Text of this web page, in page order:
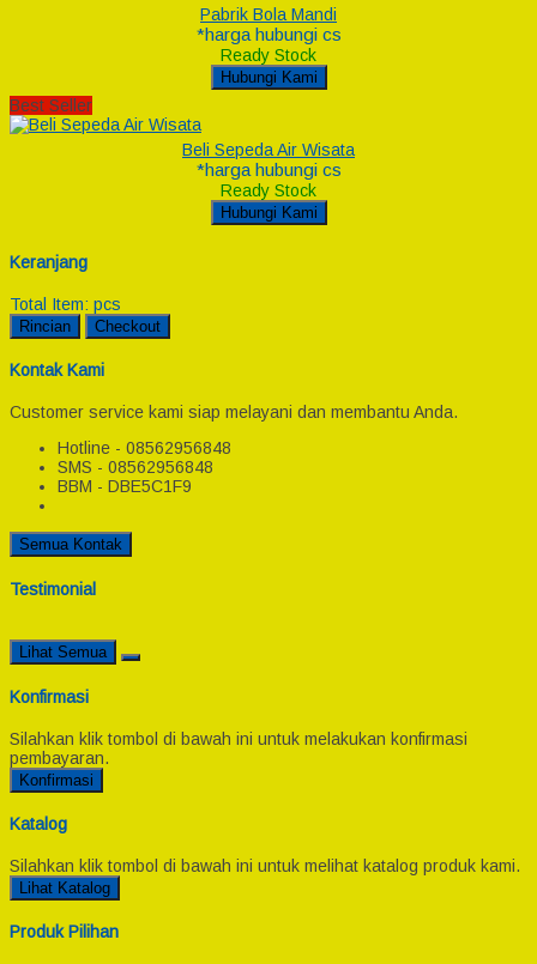
Pabrik Bola Mandi
*harga hubungi cs
Ready Stock
Hubungi Kami
Best Seller
Beli Sepeda Air Wisata
*harga hubungi cs
Ready Stock
Hubungi Kami
Keranjang
Total Item: pcs
Rincian Checkout
Kontak Kami
Customer service kami siap melayani dan membantu Anda.
Hotline - 08562956848
SMS - 08562956848
BBM - DBE5C1F9
Semua Kontak
Testimonial
Lihat Semua
Konfirmasi
Silahkan klik tombol di bawah ini untuk melakukan konfirmasi
pembayaran.
Konfirmasi
Katalog
Silahkan klik tombol di bawah ini untuk melihat katalog produk kami.
Lihat Katalog
Produk Pilihan